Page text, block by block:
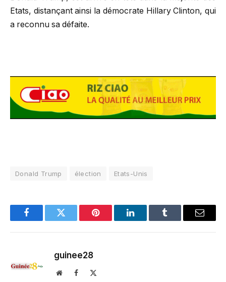
Etats, distançant ainsi la démocrate Hillary Clinton, qui
a reconnu sa défaite.
Donald Trump élection Etats-Unis
FacebookTwitter Pinterest LinkedInTumblr Email
guinee28
WebsiteFacebook